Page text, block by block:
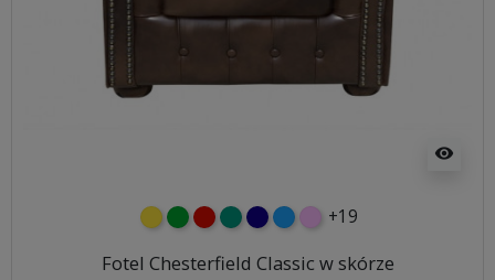
visibility
żółtyzielonyczerwony
turkusowy
granatowy
niebieski
różowy
+19
Fotel Chesterfield Classic w skórze